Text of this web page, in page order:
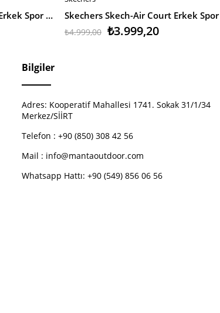
Skechers Skech-Air Envoy Erkek Spor Ayakkabı
₺3.999,20
₺4.999,00
Bilgiler
Adres: Kooperatif Mahallesi 1741. Sokak 31/1/34
Merkez/SİİRT
Telefon : +90 (850) 308 42 56
Mail : info@mantaoutdoor.com
Whatsapp Hattı: +90 (549) 856 06 56